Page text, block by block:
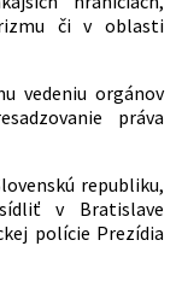
či v oblasti
vedeniu orgánov
práva
republiku,
v Bratislave
polície Prezídia